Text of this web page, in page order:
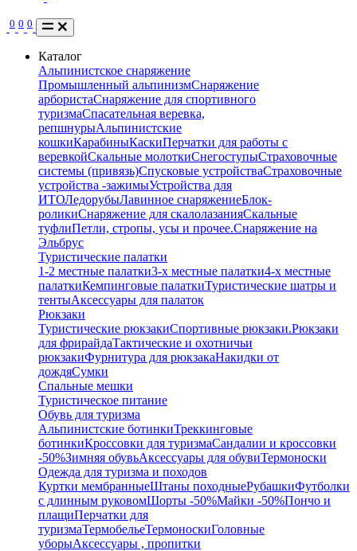
0 0 0
Каталог
Альпинистское снаряжение
Промышленный альпинизмСнаряжение
арбористаСнаряжение для спортивного
туризмаСпасательная веревка,
репшнурыАльпинистские
кошкиКарабиныКаскиПерчатки для работы с
веревкойСкальные молоткиСнегоступыСтраховочные
системы (привязь)Спусковые устройстваСтраховочные
устройства -зажимыУстройства для
ИТОЛедорубыЛавинное снаряжениеБлок-
роликиСнаряжение для скалолазанияСкальные
туфлиПетли, стропы, усы и прочее.Снаряжение на
Эльбрус
Туристические палатки
1-2 местные палатки3-х местные палатки4-х местные
палаткиКемпинговые палаткиТуристические шатры и
тентыАксессуары для палаток
Рюкзаки
Туристические рюкзакиСпортивные рюкзаки.Рюкзаки
для фрирайдаТактические и охотничьи
рюкзакиФурнитура для рюкзакаНакидки от
дождяСумки
Спальные мешки
Туристическое питание
Обувь для туризма
Альпинистские ботинкиТреккинговые
ботинкиКроссовки для туризмаСандалии и кроссовки
-50%Зимняя обувьАксессуары для обувиТермоноски
Одежда для туризма и походов
Куртки мембранныеШтаны походныеРубашкиФутболки
с длинным руковомШорты -50%Майки -50%Пончо и
плащиПерчатки для
туризмаТермобельеТермоноскиГоловные
уборыАксессуары , пропитки